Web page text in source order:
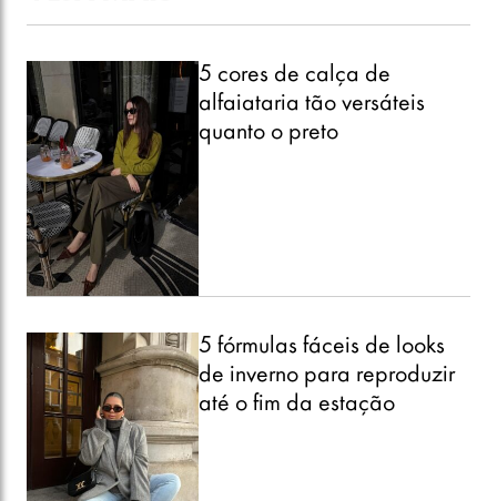
5 cores de calça de
alfaiataria tão versáteis
quanto o preto
5 fórmulas fáceis de looks
de inverno para reproduzir
até o fim da estação